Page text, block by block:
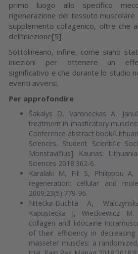
primo luogo allo specifico
rigenerazione del tessuto
supplemento collagenico, oltre che
dell’iniezione[5].
Sottolineano, infine, come siano
iniezioni per ottenere un
significativo e che durante lo studio
eventi avversi.
Per approfondire
Šakalys D, Varoneckas A,
treatment in masticatory
Conference abstract book/
Sciences. Student Scientific
Monstavičius]. Kaunas:
Sciences 2018:362-6.
Karalaki M, Fili S, Philippou A,
regeneration: cellular and
2009;23(5):779-96.
Nitecka-Buchta A,
Kapustecka J, Wieckiewicz
collagen and lidocaine
of their efficiency in
masseter muscles: a